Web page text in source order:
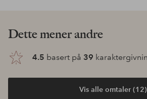
Dette mener andre
4.5 basert på 39
Vis alle omtaler (12)